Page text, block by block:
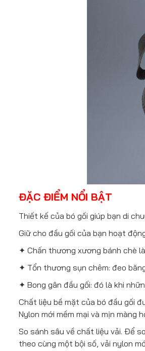
ĐẶC ĐIỂM NỔI BẬT
Thiết kế của bó gối giúp bạn di
Giữ cho đầu gối của bạn hoạt
✦ Chấn thương xương bánh chè
✦ Tổn thương sụn chêm: đeo
✦ Bong gân đầu gối: đó là khi
Chất liệu bề mặt của bó đầu gối
Nylon mới mềm mại và mịn
So sánh sâu về chất liệu vải. Để
theo cùng một bội số, vải nylon